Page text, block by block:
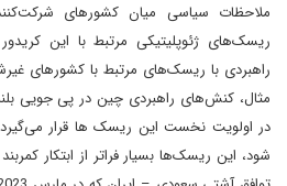
ملاحظات سیاسی میان کشورهای
ریسک‌های ژئوپلیتیکی مرتبط با این
راهبردی با ریسک‌های مرتبط با کشورهای
مثال، کنش‌های راهبردی چین در پی جویی
در اولویت نخست این ریسک ها قرار
شود، این ریسک‌ها بسیار فراتر از ابتکار